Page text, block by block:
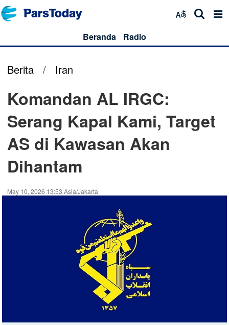
Beranda Radio
Berita / Iran
Komandan AL IRGC:
Serang Kapal Kami, Target
AS di Kawasan Akan
Dihantam
May 10, 2026 13:53 Asia/Jakarta